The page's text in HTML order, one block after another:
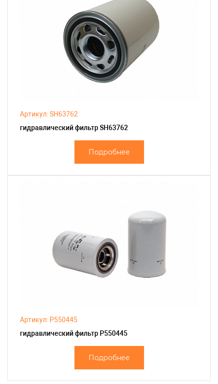
Артикул: SH63762
гидравлический фильтр SH63762
Подробнее
Артикул: P550445
гидравлический фильтр P550445
Подробнее